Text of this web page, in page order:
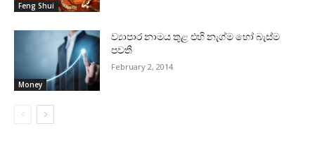
Feng Shui
Money
ව්‍යාපාර නාමය තුළ එහි නැග්ම හෝ බැස්‌ම
පවතී
February 2, 2014